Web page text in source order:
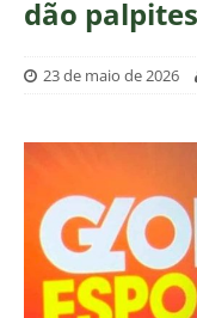
dão palpites
23 de maio de 2026